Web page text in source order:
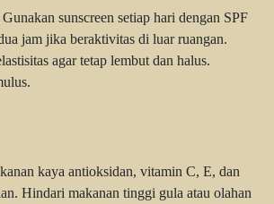
sunscreen setiap hari dengan SPF
jam jika beraktivitas di luar ruangan.
agar tetap lembut dan halus.
kaya antioksidan, vitamin C, E, dan
Hindari makanan tinggi gula atau olahan